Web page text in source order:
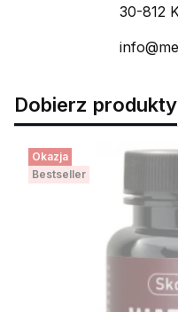
30-812
Dobierz produkty
Okazja
Bestseller